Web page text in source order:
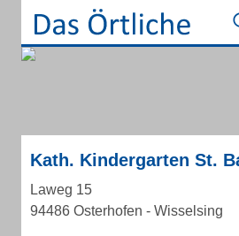
Kath. Kindergarten St.
Laweg 15
94486 Osterhofen - Wisselsing